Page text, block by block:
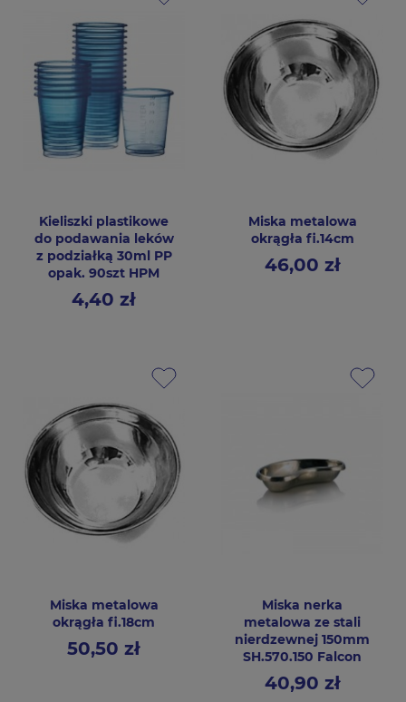
Kieliszki plastikowe
do podawania leków
z podziałką 30ml PP
opak. 90szt HPM
4,40 zł
Miska metalowa
okrągła fi.14cm
Cena46,00 zł
Miska metalowa
okrągła fi.18cm
Cena50,50 zł
Miska nerka
metalowa ze stali
nierdzewnej 150mm
SH.570.150 Falcon
Cena40,90 zł